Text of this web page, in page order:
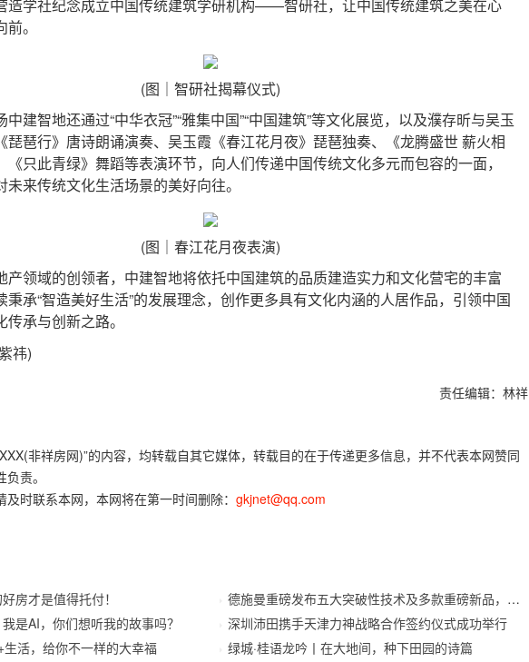
造学社纪念成立中国传统建筑学研机构——智研社，让中国传统建筑之美在心
。
(图｜智研社揭幕仪式)
智地还通过“中华衣冠”“雅集中国”“中国建筑”等文化展览，以及濮存昕与吴玉
琵琶行》唐诗朗诵演奏、吴玉霞《春江花月夜》琵琶独奏、《龙腾盛世 薪火相
《只此青绿》舞蹈等表演环节，向人们传递中国传统文化多元而包容的一面，
未来传统文化生活场景的美好向往。
(图｜春江花月夜表演)
领域的创领者，中建智地将依托中国建筑的品质建造实力和文化营宅的丰富
秉承“智造美好生活”的发展理念，创作更多具有文化内涵的人居作品，引领中国
承与创新之路。
祎)
责任编辑：林祥
非祥房网)”的内容，均转载自其它媒体，转载目的在于传递更多信息，并不代表本网赞同
责。
时联系本网，本网将在第一时间删除： gkjnet@qq.com
房才是值得托付！
是AI，你们想听我的故事吗？
活，给你不一样的大幸福
德施曼重磅发布五大突破性技术及多款重磅新品，开启
深圳沛田携手天津力神战略合作签约仪式成功举行
绿城·桂语龙吟丨在大地间，种下田园的诗篇